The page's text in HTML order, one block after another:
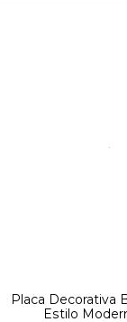
Placa Decorativa
Estilo